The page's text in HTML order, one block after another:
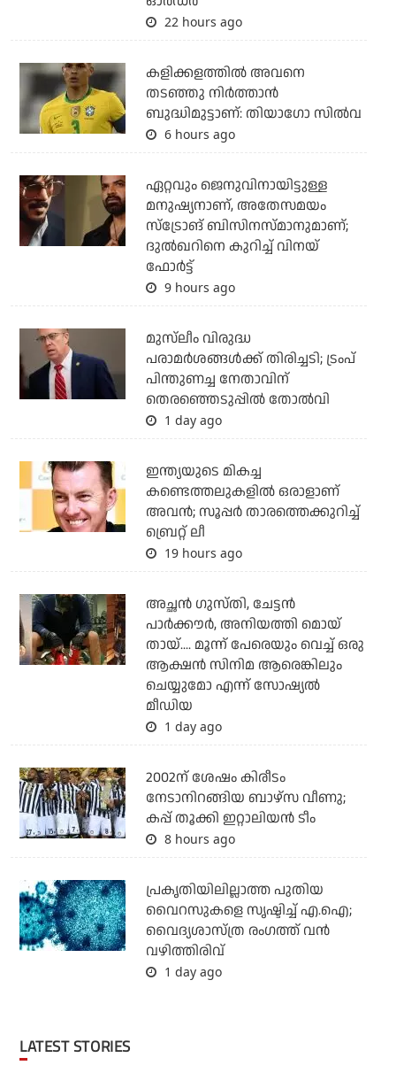
22 hours ago
കളിക്കളത്തില്‍ അവനെ
തടഞ്ഞു നിര്‍ത്താന്‍
ബുദ്ധിമുട്ടാണ്: തിയാഗോ സില്‍വ
6 hours ago
ഏറ്റവും ജെനുവിനായിട്ടുള്ള
മനുഷ്യനാണ്, അതേസമയം
സ്‌ട്രോങ് ബിസിനസ്മാനുമാണ്;
ദുല്‍ഖറിനെ കുറിച്ച് വിനയ്
ഫോര്‍ട്ട്
9 hours ago
മുസ്‌ലീം വിരുദ്ധ
പരാമര്‍ശങ്ങള്‍ക്ക് തിരിച്ചടി; ട്രംപ്
പിന്തുണച്ച നേതാവിന്
തെരഞ്ഞെടുപ്പില്‍ തോല്‍വി
1 day ago
ഇന്ത്യയുടെ മികച്ച
കണ്ടെത്തലുകളില്‍ ഒരാളാണ്
അവന്‍; സൂപ്പര്‍ താരത്തെക്കുറിച്ച്
ബ്രെറ്റ് ലീ
19 hours ago
അച്ഛന്‍ ഗുസ്തി, ചേട്ടന്‍
പാര്‍ക്കൗര്‍, അനിയത്തി മൊയ്
തായ്.... മൂന്ന് പേരെയും വെച്ച് ഒരു
ആക്ഷന്‍ സിനിമ ആരെങ്കിലും
ചെയ്യുമോ എന്ന് സോഷ്യല്‍
മീഡിയ
1 day ago
2002ന് ശേഷം കിരീടം
നേടാനിറങ്ങിയ ബാഴ്സ വീണു;
കപ്പ് തൂക്കി ഇറ്റാലിയൻ ടീം
8 hours ago
പ്രകൃതിയിലില്ലാത്ത പുതിയ
വൈറസുകളെ സൃഷ്ടിച്ച് എ.ഐ;
വൈദ്യശാസ്ത്ര രംഗത്ത് വന്‍
വഴിത്തിരിവ്
1 day ago
LATEST STORIES